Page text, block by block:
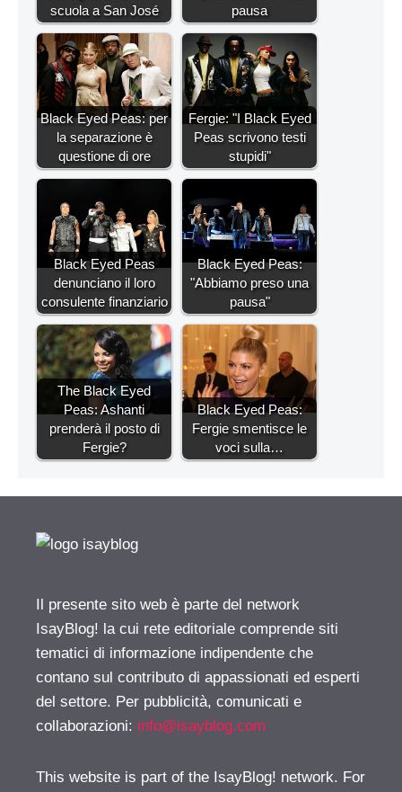
scuola a San José
pausa
Black Eyed Peas: per
la separazione è
questione di ore
Fergie: "I Black Eyed
Peas scrivono testi
stupidi"
Black Eyed Peas
denunciano il loro
consulente finanziario
Black Eyed Peas:
"Abbiamo preso una
pausa"
The Black Eyed
Peas: Ashanti
prenderà il posto di
Fergie?
Black Eyed Peas:
Fergie smentisce le
voci sulla…
Il presente sito web è parte del network
IsayBlog! la cui rete editoriale comprende siti
tematici di informazione indipendente che
contano sul contributo di appassionati ed esperti
del settore. Per pubblicità, comunicati e
collaborazioni: info@isayblog.com
This website is part of the IsayBlog! network. For